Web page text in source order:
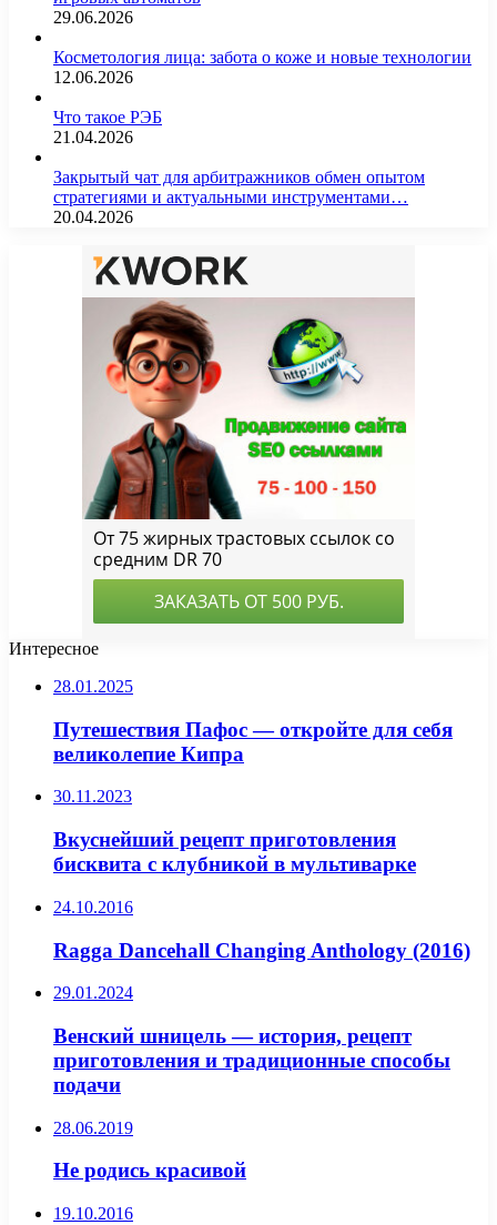
29.06.2026
Косметология лица: забота о коже и новые технологии
12.06.2026
Что такое РЭБ
21.04.2026
Закрытый чат для арбитражников обмен опытом
стратегиями и актуальными инструментами…
20.04.2026
Интересное
28.01.2025
Путешествия Пафос — откройте для себя
великолепие Кипра
30.11.2023
Вкуснейший рецепт приготовления
бисквита с клубникой в мультиварке
24.10.2016
Ragga Dancehall Changing Anthology (2016)
29.01.2024
Венский шницель — история, рецепт
приготовления и традиционные способы
подачи
28.06.2019
Не родись красивой
19.10.2016